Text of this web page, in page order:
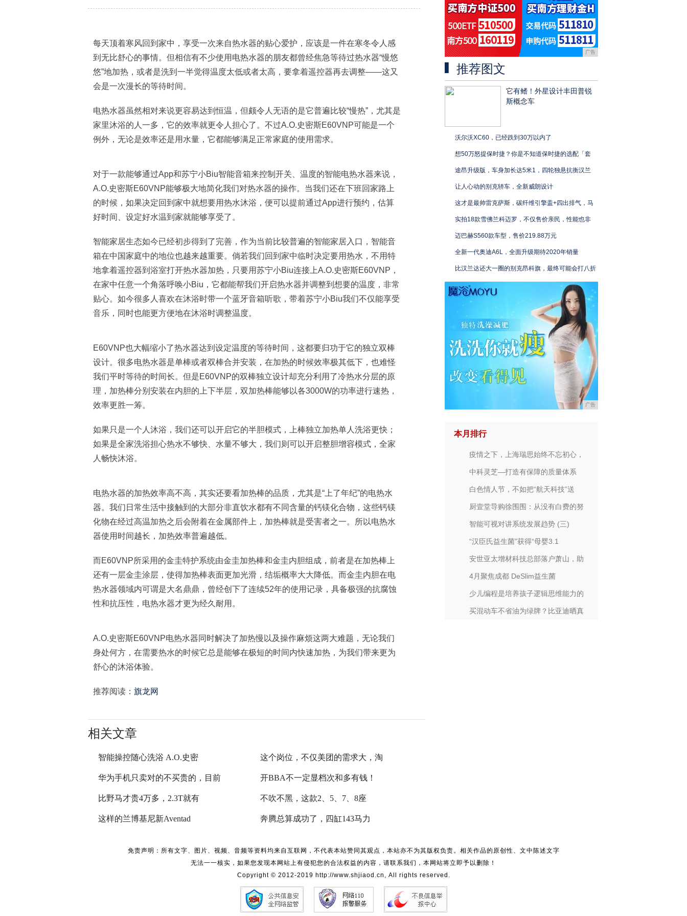
每天顶着寒风回到家中，享受一次来自热水器的贴心爱护，应该是一件在寒冬令人感
到无比舒心的事情。但相信有不少使用电热水器的朋友都曾经焦急等待过热水器“慢悠
悠”地加热，或者是洗到一半觉得温度太低或者太高，要拿着遥控器再去调整——这又
会是一次漫长的等待时间。
电热水器虽然相对来说更容易达到恒温，但颇令人无语的是它普遍比较“慢热”，尤其是
家里沐浴的人一多，它的效率就更令人担心了。不过A.O.史密斯E60VNP可能是一个
例外，无论是效率还是用水量，它都能够满足正常家庭的使用需求。
对于一款能够通过App和苏宁小Biu智能音箱来控制开关、温度的智能电热水器来说，
A.O.史密斯E60VNP能够极大地简化我们对热水器的操作。当我们还在下班回家路上
的时候，如果决定回到家中就想要用热水沐浴，便可以提前通过App进行预约，估算
好时间、设定好水温到家就能够享受了。
智能家居生态如今已经初步得到了完善，作为当前比较普遍的智能家居入口，智能音
箱在中国家庭中的地位也越来越重要。倘若我们回到家中临时决定要用热水，不用特
地拿着遥控器到浴室打开热水器加热，只要用苏宁小Biu连接上A.O.史密斯E60VNP，
在家中任意一个角落呼唤小Biu，它都能帮我们开启热水器并调整到想要的温度，非常
贴心。如今很多人喜欢在沐浴时带一个蓝牙音箱听歌，带着苏宁小Biu我们不仅能享受
音乐，同时也能更方便地在沐浴时调整温度。
E60VNP也大幅缩小了热水器达到设定温度的等待时间，这都要归功于它的独立双棒
设计。很多电热水器是单棒或者双棒合并安装，在加热的时候效率极其低下，也难怪
我们平时等待的时间长。但是E60VNP的双棒独立设计却充分利用了冷热水分层的原
理，加热棒分别安装在内胆的上下半层，双加热棒能够以各3000W的功率进行速热，
效率更胜一筹。
如果只是一个人沐浴，我们还可以开启它的半胆模式，上棒独立加热单人洗浴更快；
如果是全家洗浴担心热水不够快、水量不够大，我们则可以开启整胆增容模式，全家
人畅快沐浴。
电热水器的加热效率高不高，其实还要看加热棒的品质，尤其是“上了年纪”的电热水
器。我们日常生活中接触到的大部分非直饮水都有不同含量的钙镁化合物，这些钙镁
化物在经过高温加热之后会附着在金属部件上，加热棒就是受害者之一。所以电热水
器使用时间越长，加热效率普遍越低。
而E60VNP所采用的金圭特护系统由金圭加热棒和金圭内胆组成，前者是在加热棒上
还有一层金圭涂层，使得加热棒表面更加光滑，结垢概率大大降低。而金圭内胆在电
热水器领域内可谓是大名鼎鼎，曾经创下了连续52年的使用记录，具备极强的抗腐蚀
性和抗压性，电热水器才更为经久耐用。
A.O.史密斯E60VNP电热水器同时解决了加热慢以及操作麻烦这两大难题，无论我们
身处何方，在需要热水的时候它总是能够在极短的时间内快速加热，为我们带来更为
舒心的沐浴体验。
推荐阅读： 旗龙网
相关文章
智能操控随心洗浴 A.O.史密 这个岗位，不仅美团的需求大，淘
华为手机只卖对的不买贵的，目前 开BBA不一定显档次和多有钱！
比野马才贵4万多，2.3T就有 不吹不黑，这款2、5、7、8座
这样的兰博基尼新Aventad 奔腾总算成功了，四缸143马力
广告
推荐图文
它有鳍！外星设计丰田普锐
斯概念车
沃尔沃XC60，已经跌到30万以内了
想50万怒提保时捷？你是不知道保时捷的选配「套
途昂升级版，车身加长达5米1，四轮独悬抗衡汉兰
让人心动的别克轿车，全新威朗设计
这才是最帅雷克萨斯，碳纤维引擎盖+四出排气，马
实拍18款雪佛兰科迈罗，不仅售价亲民，性能也非
迈巴赫S560款车型，售价219.88万元
全新一代奥迪A6L，全面升级期待2020年销量
比汉兰达还大一圈的别克昂科旗，最终可能会打八折
广告
本月排行
疫情之下，上海瑞思始终不忘初心，
中科灵芝—打造有保障的质量体系
白色情人节，不如把“航天科技”送
厨壹堂导购徐围围：从没有白费的努
智能可视对讲系统发展趋势 (三)
“汉臣氏益生菌”获得“母婴3.1
安世亚太增材科技总部落户萧山，助
4月聚焦成都 DeSlim益生菌
少儿编程是培养孩子逻辑思维能力的
买混动车不省油为绿牌？比亚迪晒真
免责声明：所有文字、图片、视频、音频等资料均来自互联网，不代表本站赞同其观点，本站亦不为其版权负责。相关作品的原创性、文中陈述文字
无法一一核实，如果您发现本网站上有侵犯您的合法权益的内容，请联系我们，本网站将立即予以删除！
Copyright © 2012-2019 http://www.shjiaod.cn, All rights reserved.